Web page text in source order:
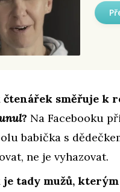
směřuje k
? Na Facebooku
babička s
ne je vyhazovat.
tady mužů,